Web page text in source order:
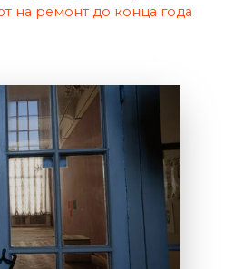
на ремонт до конца года